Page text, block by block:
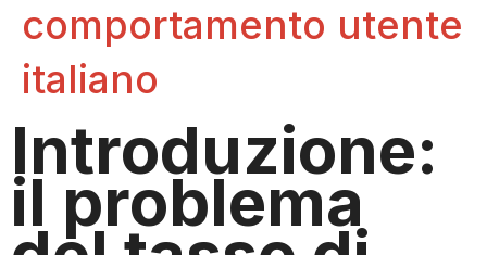
comportamento utente
italiano
Introduzione:
il problema